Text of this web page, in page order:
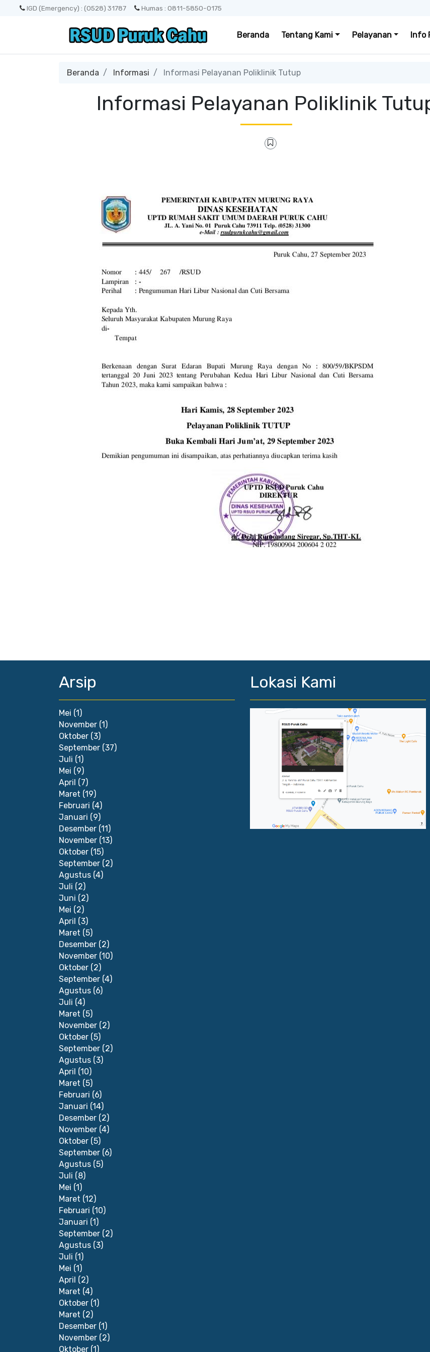
IGD (Emergency) : (0528) 31787 Humas : 0811-5850-0175
Beranda Tentang Kami Pelayanan Info
Beranda Informasi Informasi Pelayanan Poliklinik Tutup
Informasi Pelayanan Poliklinik
Arsip
Mei (1)
November (1)
Oktober (3)
September (37)
Juli (1)
Mei (9)
April (7)
Maret (19)
Februari (4)
Januari (9)
Desember (11)
November (13)
Oktober (15)
September (2)
Agustus (4)
Juli (2)
Juni (2)
Mei (2)
April (3)
Maret (5)
Desember (2)
November (10)
Oktober (2)
September (4)
Agustus (6)
Juli (4)
Maret (5)
November (2)
Oktober (5)
September (2)
Agustus (3)
April (10)
Maret (5)
Februari (6)
Januari (14)
Desember (2)
November (4)
Oktober (5)
September (6)
Agustus (5)
Juli (8)
Mei (1)
Maret (12)
Februari (10)
Januari (1)
September (2)
Agustus (3)
Juli (1)
Mei (1)
April (2)
Maret (4)
Oktober (1)
Maret (2)
Desember (1)
November (2)
Oktober (1)
Lokasi Kami